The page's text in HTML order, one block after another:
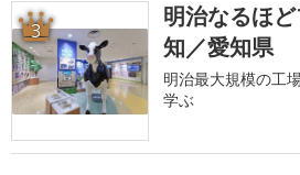
3
明治なるほ
知／愛知県
明治最大規模の工
学ぶ